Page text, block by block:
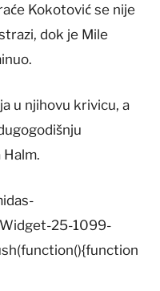
Kokotović se nije
dok je Mile
u njihovu krivicu, a
Halm.
25-1099-